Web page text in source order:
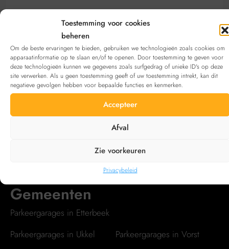
Toestemming voor cookies
beheren
Om de beste ervaringen te bieden, gebruiken we technologieën zoals cookies om
apparaatinformatie op te slaan en/of te openen. Door toestemming te geven voor
deze technologieën kunnen we gegevens zoals surfgedrag of unieke ID's op deze
site verwerken. Als u geen toestemming geeft of uw toestemming intrekt, kan dit
negatieve gevolgen hebben voor bepaalde functies en kenmerken.
Accepteer
Afval
Zie voorkeuren
Privacybeleid
Bekijk deze aanbieding
account?Registreren
Neem contact op met
gerardy.christiane@gmail.com
Gemeenten
Parkeergarages in Etterbeek
Parkeergarages in Ukkel
Parkeergarages in Vorst